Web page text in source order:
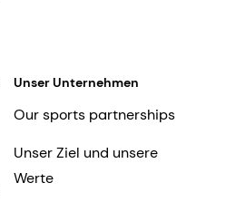
Unser Unternehmen
Our sports partnerships
Unser Ziel und unsere
Werte